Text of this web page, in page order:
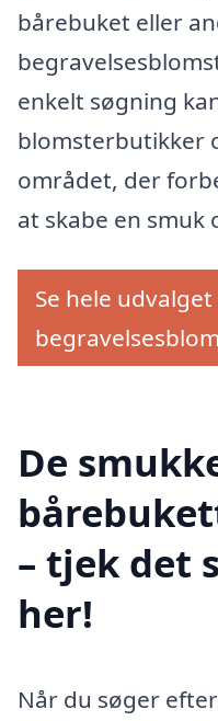
bårebuket eller
enkelt søgning
blomsterbutikker
området, der
at skabe en
Se hele
De
– tjek det
her!
Når du søger